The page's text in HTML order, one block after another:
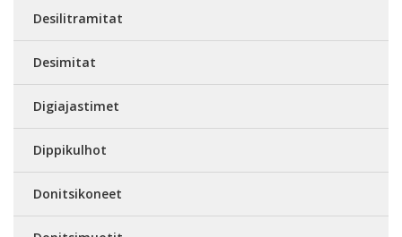
Desilitramitat
Desimitat
Digiajastimet
Dippikulhot
Donitsikoneet